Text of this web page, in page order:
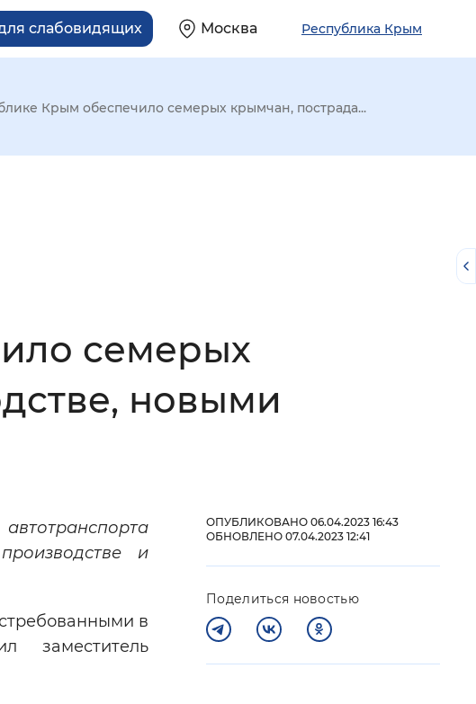
слабовидящих Москва Республика Крым
Большой
Крым обеспечило семерых крымчан, пострада...
семерых
новыми
и
в
заместитель
ОПУБЛИКОВАНО 06.04.2023 16:43
ОБНОВЛЕНО 07.04.2023 12:41
Поделиться новостью